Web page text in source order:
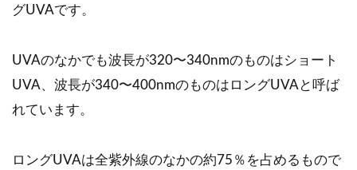
グUVAです。
UVAのなかでも波長が320〜340nmのものはショート
UVA、波長が340〜400nmのものはロングUVAと呼ば
れています。
ロングUVAは全紫外線のなかの約75％を占めるもので